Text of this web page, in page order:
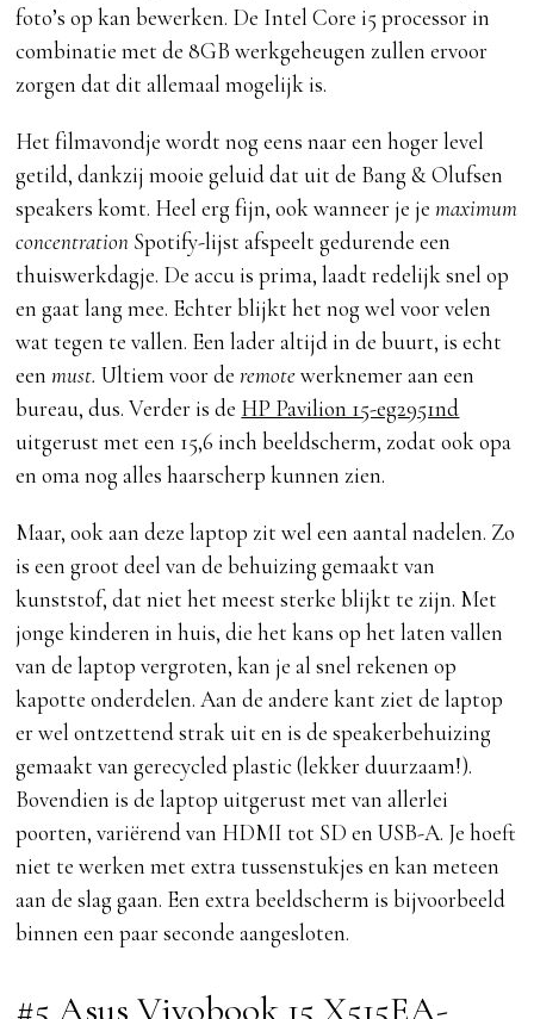
foto’s op kan bewerken. De Intel Core i5 processor in
combinatie met de 8GB werkgeheugen zullen ervoor
zorgen dat dit allemaal mogelijk is.
Het filmavondje wordt nog eens naar een hoger level
getild, dankzij mooie geluid dat uit de Bang & Olufsen
speakers komt. Heel erg fijn, ook wanneer je jemaximum
concentration Spotify-lijst afspeelt gedurende een
thuiswerkdagje. De accu is prima, laadt redelijk snel op
en gaat lang mee. Echter blijkt het nog wel voor velen
wat tegen te vallen. Een lader altijd in de buurt, is echt
eenmust. Ultiem voor deremotewerknemer aan een
bureau, dus. Verder is de HP Pavilion 15-eg2951nd
uitgerust met een 15,6 inch beeldscherm, zodat ook opa
en oma nog alles haarscherp kunnen zien.
Maar, ook aan deze laptop zit wel een aantal nadelen. Zo
is een groot deel van de behuizing gemaakt van
kunststof, dat niet het meest sterke blijkt te zijn. Met
jonge kinderen in huis, die het kans op het laten vallen
van de laptop vergroten, kan je al snel rekenen op
kapotte onderdelen. Aan de andere kant ziet de laptop
er wel ontzettend strak uit en is de speakerbehuizing
gemaakt van gerecycled plastic (lekker duurzaam!).
Bovendien is de laptop uitgerust met van allerlei
poorten, variërend van HDMI tot SD en USB-A. Je hoeft
niet te werken met extra tussenstukjes en kan meteen
aan de slag gaan. Een extra beeldscherm is bijvoorbeeld
binnen een paar seconde aangesloten.